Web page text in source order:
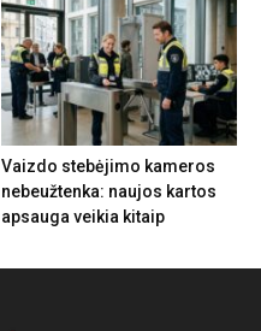
Vaizdo stebėjimo kameros
nebeužtenka: naujos kartos
apsauga veikia kitaip